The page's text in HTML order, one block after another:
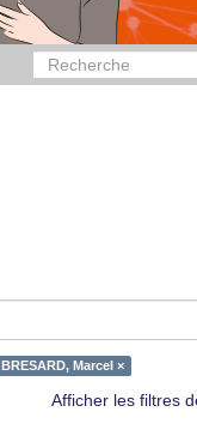
BRESARD, Marcel ×
Afficher les filtres